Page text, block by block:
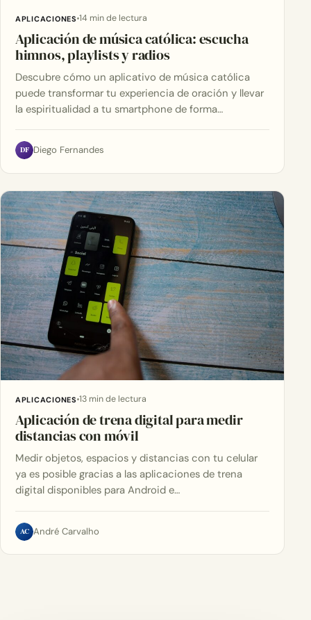
APLICACIONES 14 min de lectura
Aplicación de música católica: escucha
himnos, playlists y radios
Descubre cómo un aplicativo de música católica
puede transformar tu experiencia de oración y llevar
la espiritualidad a tu smartphone de forma…
DF Diego Fernandes
APLICACIONES 13 min de lectura
Aplicación de trena digital para medir
distancias con móvil
Medir objetos, espacios y distancias con tu celular
ya es posible gracias a las aplicaciones de trena
digital disponibles para Android e…
AC André Carvalho